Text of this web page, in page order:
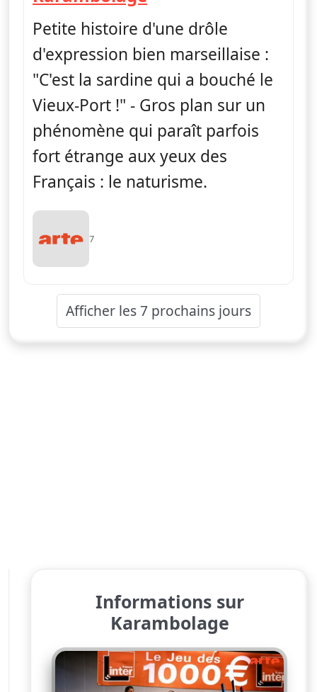
Petite histoire d'une drôle
d'expression bien marseillaise :
"C'est la sardine qui a bouché le
Vieux-Port !" - Gros plan sur un
phénomène qui paraît parfois
fort étrange aux yeux des
Français : le naturisme.
7
Afficher les 7 prochains jours
Informations sur
Karambolage